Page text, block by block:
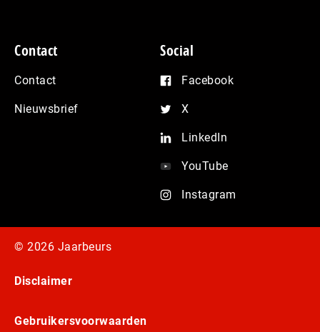
Contact
Contact
Nieuwsbrief
Social
Facebook
X
LinkedIn
YouTube
Instagram
© 2026 Jaarbeurs
Disclaimer
Gebruikersvoorwaarden